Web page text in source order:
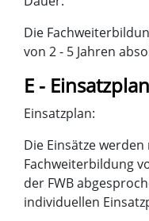
Die
von 2 - 5 Jahren
E - Einsatzplan
Einsatzplan:
Die Einsätze
Fachweiterbildung
der FWB
individuellen